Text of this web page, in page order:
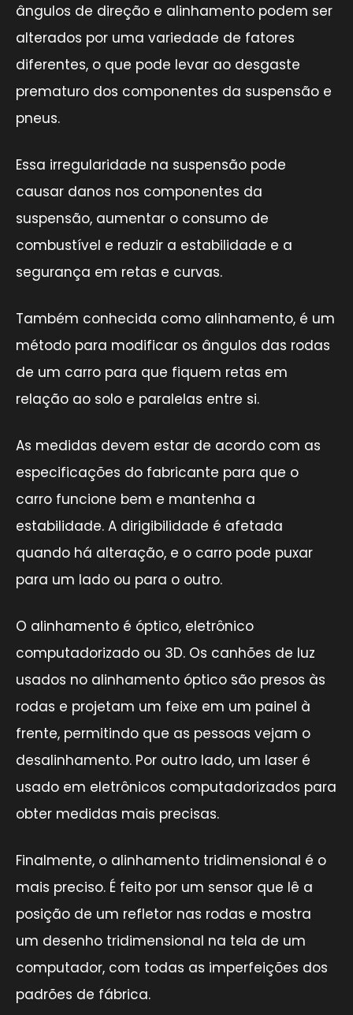
ângulos de direção e alinhamento podem ser
alterados por uma variedade de fatores
diferentes, o que pode levar ao desgaste
prematuro dos componentes da suspensão e
pneus.
Essa irregularidade na suspensão pode
causar danos nos componentes da
suspensão, aumentar o consumo de
combustível e reduzir a estabilidade e a
segurança em retas e curvas.
Também conhecida como alinhamento, é um
método para modificar os ângulos das rodas
de um carro para que fiquem retas em
relação ao solo e paralelas entre si.
As medidas devem estar de acordo com as
especificações do fabricante para que o
carro funcione bem e mantenha a
estabilidade. A dirigibilidade é afetada
quando há alteração, e o carro pode puxar
para um lado ou para o outro.
O alinhamento é óptico, eletrônico
computadorizado ou 3D. Os canhões de luz
usados no alinhamento óptico são presos às
rodas e projetam um feixe em um painel à
frente, permitindo que as pessoas vejam o
desalinhamento. Por outro lado, um laser é
usado em eletrônicos computadorizados para
obter medidas mais precisas.
Finalmente, o alinhamento tridimensional é o
mais preciso. É feito por um sensor que lê a
posição de um refletor nas rodas e mostra
um desenho tridimensional na tela de um
computador, com todas as imperfeições dos
padrões de fábrica.